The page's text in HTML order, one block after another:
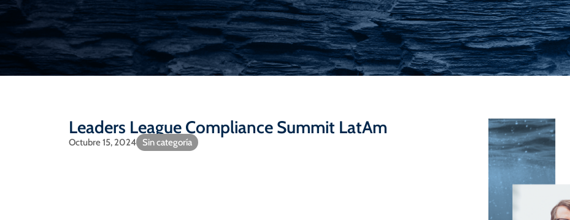
Leaders League Compliance Summit LatAm
Octubre 15, 2024 Sin categoría